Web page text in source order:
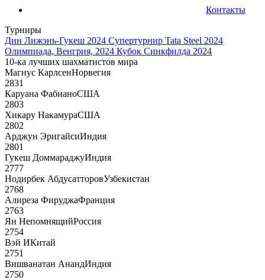
Контакты
Турниры
Дин Лижэнь-Гукеш 2024 Супертурнир Tata Steel 2024
Олимпиада, Венгрия, 2024 Кубок Синкфилда 2024
10-ка лучших шахматистов мира
Магнус КарлсенНорвегия
2831
Каруана ФабианоСША
2803
Хикару НакамураСША
2802
Арджун ЭригайсиИндия
2801
Гукеш ДоммараджуИндия
2777
Нодирбек АбдусатторовУзбекистан
2768
Алиреза ФируджаФранция
2763
Ян НепомнящийРоссия
2754
Вэй ИКитай
2751
Вишванатан АнандИндия
2750